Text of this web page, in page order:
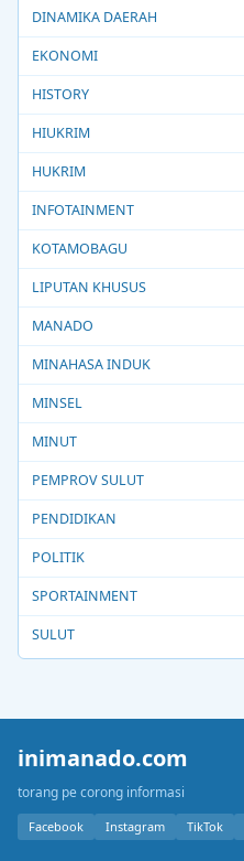
DINAMIKA DAERAH
EKONOMI
HISTORY
HIUKRIM
HUKRIM
INFOTAINMENT
KOTAMOBAGU
LIPUTAN KHUSUS
MANADO
MINAHASA INDUK
MINSEL
MINUT
PEMPROV SULUT
PENDIDIKAN
POLITIK
SPORTAINMENT
SULUT
inimanado.com
torang pe corong informasi
Facebook Instagram TikTok